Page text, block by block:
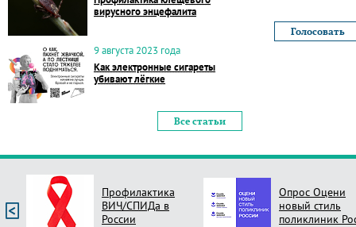
вирусного энцефалита
9 августа 2023 года
Как электронные сигареты
убивают лёгкие
Все статьи
Профилактика
ВИЧ/СПИДа в
России
Опрос Оцени
новый стиль
поликлиник